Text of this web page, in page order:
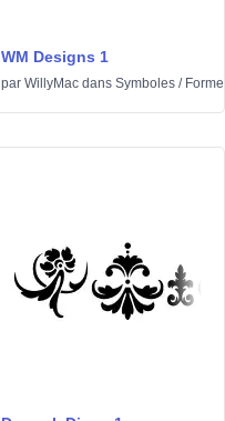
WM Designs 1
par WillyMac dans Symboles /